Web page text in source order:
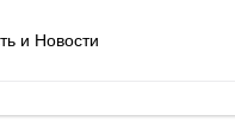
и Новости